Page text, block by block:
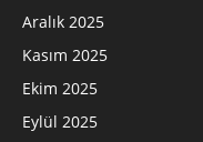
Aralık 2025
Kasım 2025
Ekim 2025
Eylül 2025